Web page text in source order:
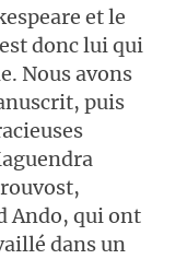
et le
donc lui qui
Nous avons
puis
Ando, qui ont
dans un